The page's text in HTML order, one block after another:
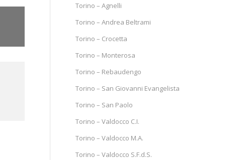
Torino – Agnelli
Torino – Andrea Beltrami
Torino – Crocetta
Torino – Monterosa
Torino – Rebaudengo
Torino – San Giovanni Evangelista
Torino – San Paolo
Torino – Valdocco C.I.
Torino – Valdocco M.A.
Torino – Valdocco S.F.d.S.